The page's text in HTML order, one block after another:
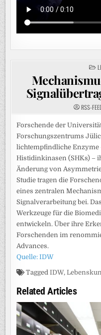
IN
RSS-
Forschende der
Forschungszentrums
lichtempfindliche Enzyme
Histidinkinasen (SHKs) –
Änderung von
Studie tragen die
eines zentralen
Signalverarbeitung bei.
Werkzeuge für die
entwickeln. Über ihre
Forschenden im
Advances.
Quelle: IDW
TaggedIDW,
Related Articles